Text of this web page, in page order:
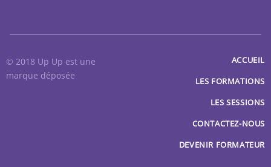
© 2018 Up Up est une
marque déposée
ACCUEIL
LES FORMATIONS
LES SESSIONS
CONTACTEZ-NOUS
DEVENIR FORMATEUR